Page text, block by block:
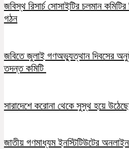
জবিস্থ রিসার্চ সোসাইটির চলমান কমিটির
গঠন
জবিতে জুলাই গণঅভ্যুত্থান দিবসের
তদন্ত কমিটি
সারাদেশে করোনা থেকে সুস্থ হয়ে
জাতীয় গণমাধ্যম ইনস্টিটিউটের